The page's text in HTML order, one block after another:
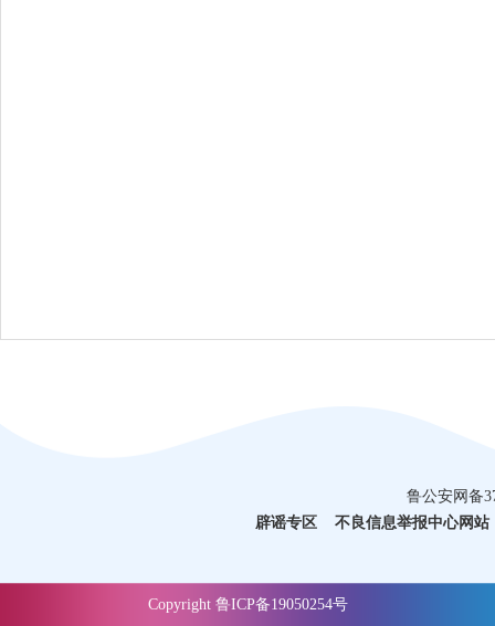
鲁公安网备
辟谣专区
不良信息举报中心网站
Copyright 鲁ICP备19050254号